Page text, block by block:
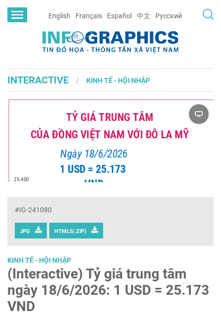
English Français Español 中文 Русский
INTERACTIVE KINH TẾ - HỘI NHẬP
#IG-241080
JPG HTML5(.ZIP)
KINH TẾ - HỘI NHẬP
(Interactive) Tỷ giá trung tâm
ngày 18/6/2026: 1 USD = 25.173
VND